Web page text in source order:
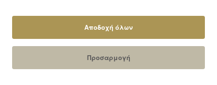
11.90€ 11.90€
Αποδοχή όλων
Προσαρμογή